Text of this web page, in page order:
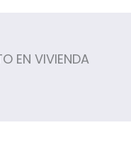
EN VIVIENDA